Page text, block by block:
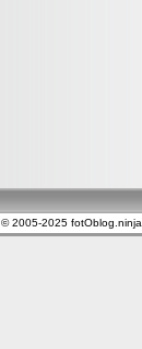
© 2005-2025 fotOblog.ninja